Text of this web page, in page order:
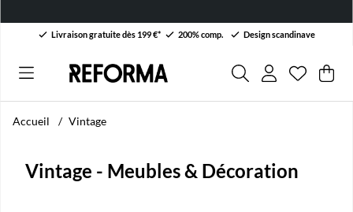
Livraison gratuite dès 199 €* 200% comp. Design scandinave
Liste de
Nombre
. .
Accueil Vintage
Vintage - Meubles & Décoration